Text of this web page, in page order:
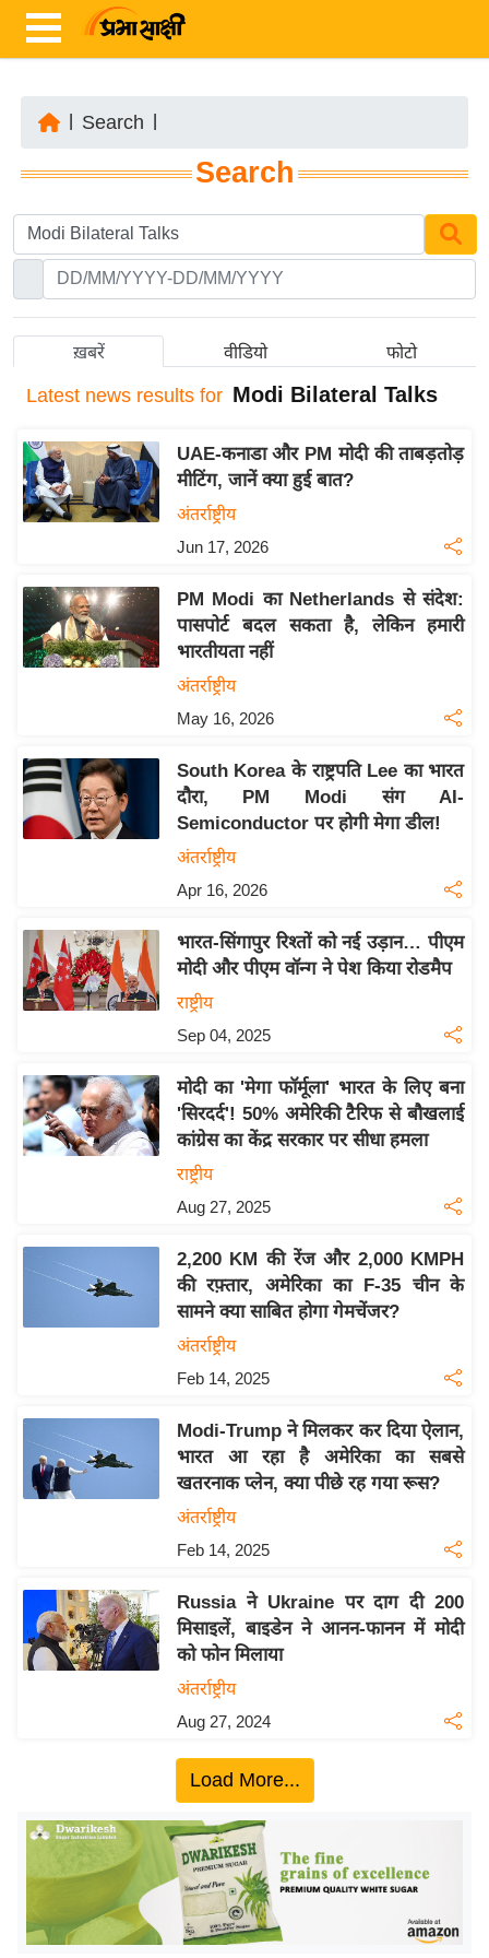
ज़ा
ख
र
ष्ट्री
अं
र्रा
ष्ट्री
य
ने
स
उ
ज
ग
त
वि
ज्ञ
रा
य
ट
खे
ल
क्रा
इ
-
प
र
बे
मि
सा
श
Search
Search
ख़बरें वीडियो फोटो
Latest news results for Modi Bilateral Talks
UAE-कनाडा और PM मोदी की ताबड़तोड़
मीटिंग, जानें क्या हुई बात?
अंतर्राष्ट्रीय
Jun 17, 2026
PM Modi का Netherlands से संदेश:
पासपोर्ट बदल सकता है, लेकिन हमारी
भारतीयता नहीं
अंतर्राष्ट्रीय
May 16, 2026
South Korea के राष्ट्रपति Lee का भारत
दौरा, PM Modi संग AI-
Semiconductor पर होगी मेगा डील!
अंतर्राष्ट्रीय
Apr 16, 2026
भारत-सिंगापुर रिश्तों को नई उड़ान… पीएम
मोदी और पीएम वॉन्ग ने पेश किया रोडमैप
राष्ट्रीय
Sep 04, 2025
मोदी का 'मेगा फॉर्मूला' भारत के लिए बना
'सिरदर्द'! 50% अमेरिकी टैरिफ से बौखलाई
कांग्रेस का केंद्र सरकार पर सीधा हमला
राष्ट्रीय
Aug 27, 2025
2,200 KM की रेंज और 2,000 KMPH
की रफ़्तार, अमेरिका का F-35 चीन के
सामने क्या साबित होगा गेमचेंजर?
अंतर्राष्ट्रीय
Feb 14, 2025
Modi-Trump ने मिलकर कर दिया ऐलान,
भारत आ रहा है अमेरिका का सबसे
खतरनाक प्लेन, क्या पीछे रह गया रूस?
अंतर्राष्ट्रीय
Feb 14, 2025
Russia ने Ukraine पर दाग दी 200
मिसाइलें, बाइडेन ने आनन-फानन में मोदी
को फोन मिलाया
अंतर्राष्ट्रीय
Aug 27, 2024
Load More...